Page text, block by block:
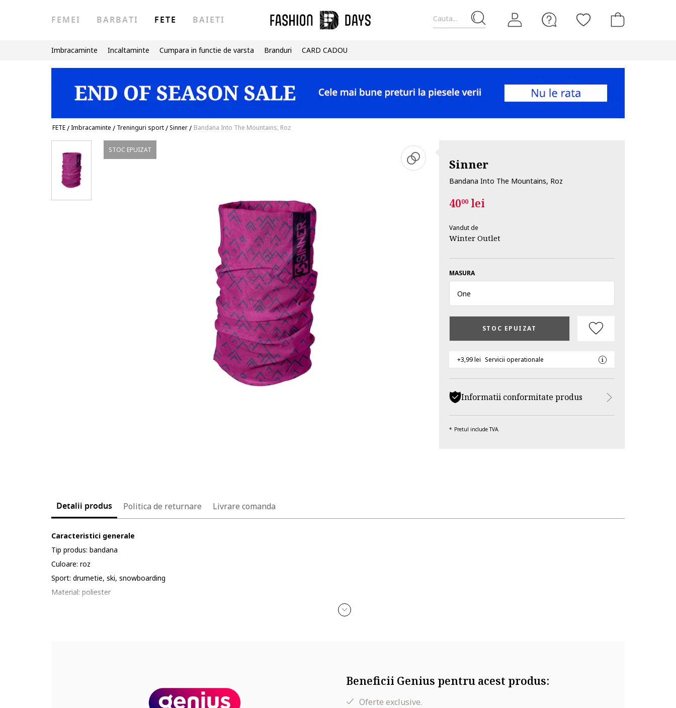
Cauta...
FEMEI BARBATI FETE BAIETI
Imbracaminte Incaltaminte Cumpara in functie de varsta Branduri CARD CADOU
FETE/Imbracaminte / Treninguri sport/Sinner/ Bandana Into The Mountains, Roz
STOC EPUIZAT
Sinner
Bandana Into The Mountains, Roz
4000lei
Vandut de
Winter Outlet
MASURA
One
STOC EPUIZAT
+3,99 lei Servicii operationale
Informatii conformitate produs
Pretul include TVA.
Detalii produs Politica de returnare Livrare comanda
Caracteristici generale
Tip produs: bandana
Culoare: roz
Sport: drumetie, ski, snowboarding
Material: poliester
Beneficii Genius pentru acest produs:
Oferte exclusive.